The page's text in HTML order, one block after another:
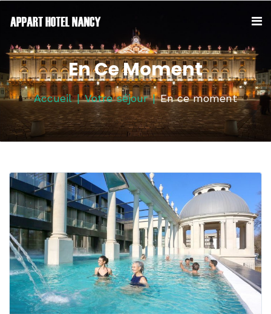
En Ce Moment
Accueil Votre séjour En ce moment